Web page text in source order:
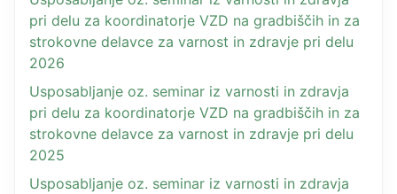
pri delu za koordinatorje VZD na gradbiščih in za
strokovne delavce za varnost in zdravje pri delu
2026
Usposabljanje oz. seminar iz varnosti in zdravja
pri delu za koordinatorje VZD na gradbiščih in za
strokovne delavce za varnost in zdravje pri delu
2025
Usposabljanje oz. seminar iz varnosti in zdravja